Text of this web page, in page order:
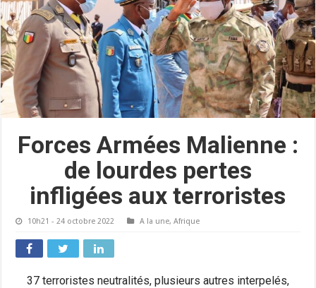
Forces Armées Malienne :
de lourdes pertes
infligées aux terroristes
10h21 - 24 octobre 2022 A la une,Afrique
37 terroristes neutralités, plusieurs autres interpelés,